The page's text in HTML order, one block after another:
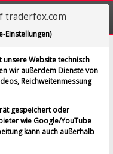
%
um 15:47 Uhr
traderfox.com
Einstellungen)
Website technisch
wir außerdem Dienste von
Reichweitenmessung
gespeichert oder
wie Google/YouTube
kann auch außerhalb